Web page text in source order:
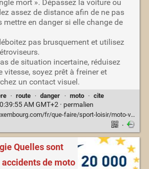
mort ». Dépassez la voiture ou
assez de distance afin de ne pas
mettre en danger si elle change de
pas brusquement et utilisez
de situation incertaine, réduisez
vitesse, soyez prêt à freiner et
un contact visuel.
· route · danger · moto · cite
AM GMT+2 · permalien
fr/que-faire/sport-loisir/moto-voiture-ancienne-luxembourg
·
Quelles sont
accidents de moto